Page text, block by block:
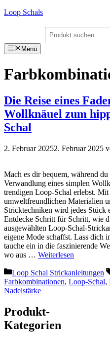
Zum
Loop Schals
Suchen
Menü
Die Reise eines
Wollknäuel zum
Schal
2. Februar 20252. Februar 2025
Mach es dir bequem, während du
Verwandlung eines simplen
trendigen Loop-Schal erlebst. Mit
umweltfreundlichen Materialien
Stricktechniken wird jedes Stück
Entdecke Schritt für Schritt, wie
ausgewählten Loop-Schal-
eigene Mode schaffst. Lass dich
tauche ein in die faszinierende
wo aus … Weiterlesen
Kategorien
Loop Schal Strickanleitungen
Farbkombinationen, Loop-Schal,
Nadelstärke
Produkt-
Kategorien